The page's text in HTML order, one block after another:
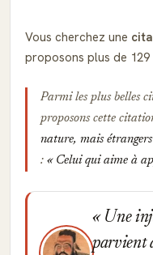
Vous cherchez une
proposons plus de
Parmi les plus belles
proposons cette
nature, mais
:
Celui qui aime à
Une
parvient